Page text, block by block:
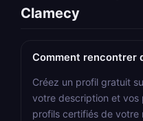
Clamecy
Comment rencontrer
Créez un profil gratuit
votre description et vos
profils certifiés de votre